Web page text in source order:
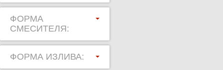
ФОРМА
СМЕСИТЕЛЯ:
ФОРМА ИЗЛИВА: